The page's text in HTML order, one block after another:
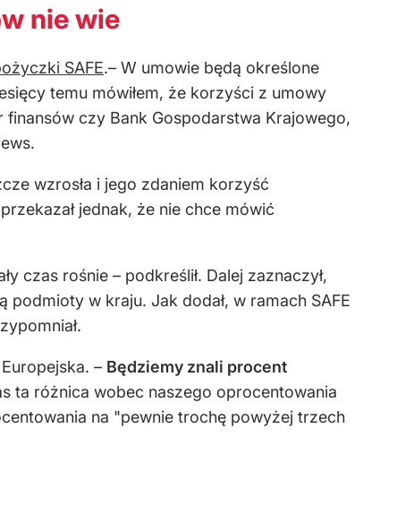
nie wie
SAFE.– W umowie będą określone
temu mówiłem, że korzyści z umowy
czy Bank Gospodarstwa Krajowego,
wzrosła i jego zdaniem korzyść
jednak, że nie chce mówić
czas rośnie – podkreślił. Dalej zaznaczył,
w kraju. Jak dodał, w ramach SAFE
– Będziemy znali procent
ta różnica wobec naszego oprocentowania
na "pewnie trochę powyżej trzech